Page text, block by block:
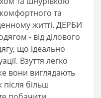
та
житті. ДЕРБИ
- від ділового
що ідеально
Взуття легко
вони виглядають
більш